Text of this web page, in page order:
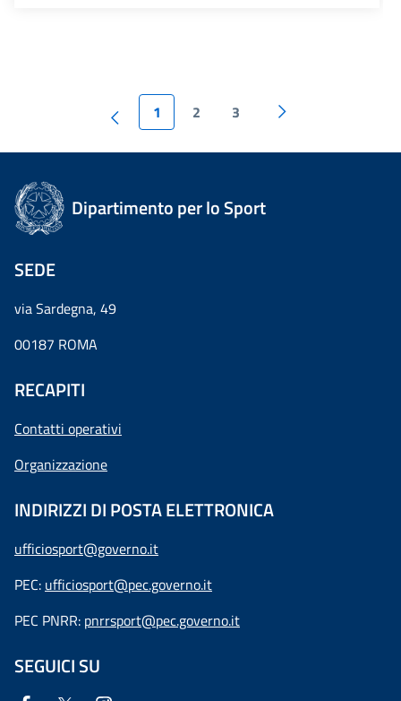
1 2 3
Dipartimento per lo Sport
SEDE
via Sardegna, 49
00187 ROMA
RECAPITI
Contatti operativi
Organizzazione
INDIRIZZI DI POSTA ELETTRONICA
ufficiosport@governo.it
PEC: ufficiosport@pec.governo.it
PEC PNRR: pnrrsport@pec.governo.it
SEGUICI SU